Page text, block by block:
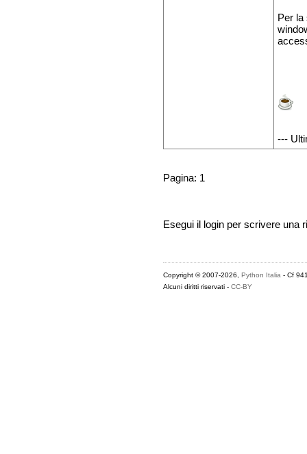
Per
---
Pagina: 1
Esegui il login per scrivere una
Copyright © 2007-2026, Python Italia- Cf
Alcuni diritti riservati - CC-BY